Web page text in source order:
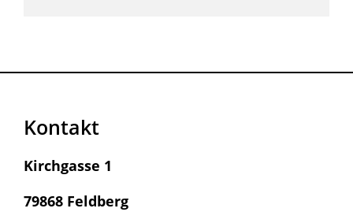
Kontakt
Kirchgasse 1
79868 Feldberg